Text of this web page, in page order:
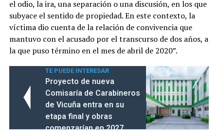
el odio, la ira, una separación o una discusión, en los que
subyace el sentido de propiedad. En este contexto, la
víctima dio cuenta de la relación de convivencia que
mantuvo con el acusado por el transcurso de dos años, a
la que puso término en el mes de abril de 2020”.
TE PUEDE INTERESAR
Proyecto de nueva
Comisaría de Carabineros
de Vicuña entra en su
etapa final y obras
comenzarían en 2027